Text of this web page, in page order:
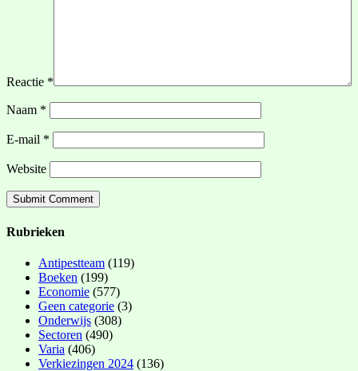
Reactie *
Naam *
E-mail *
Website
Rubrieken
Antipestteam (119)
Boeken (199)
Economie (577)
Geen categorie (3)
Onderwijs (308)
Sectoren (490)
Varia (406)
Verkiezingen 2024 (136)